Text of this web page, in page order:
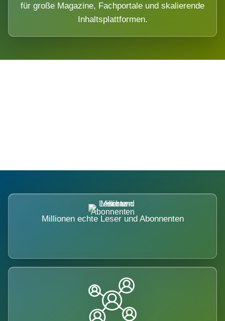
für große Magazine, Fachportale und skalierende
Inhaltsplattformen.
Millionen echte Leser und Abonnenten